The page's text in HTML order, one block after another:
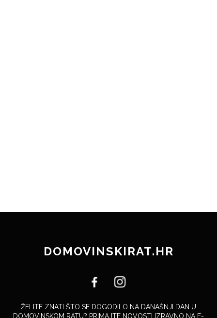
DOMOVINSKIRAT.HR
ŽELITE ZNATI ŠTO SE DOGODILO NA DANAŠNJI DAN U
DOMOVINSKOM RATU? PRIMAJTE NOVOSTI IZRAVNO NA E-